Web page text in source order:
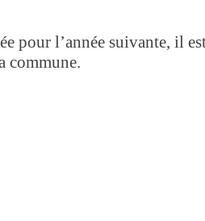
pour l’année suivante, il
commune.